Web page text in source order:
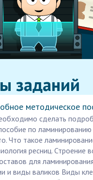
заданий
методическое
сделать
по ламинированию
Что такое
ресниц. Строение
для
и виды валиков Виды